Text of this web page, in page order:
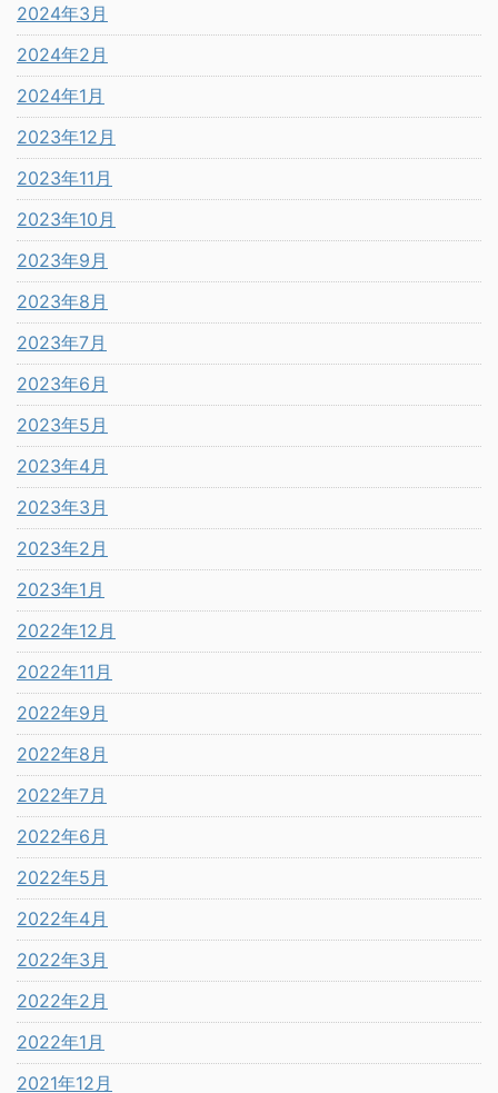
2024年3月
2024年2月
2024年1月
2023年12月
2023年11月
2023年10月
2023年9月
2023年8月
2023年7月
2023年6月
2023年5月
2023年4月
2023年3月
2023年2月
2023年1月
2022年12月
2022年11月
2022年9月
2022年8月
2022年7月
2022年6月
2022年5月
2022年4月
2022年3月
2022年2月
2022年1月
2021年12月